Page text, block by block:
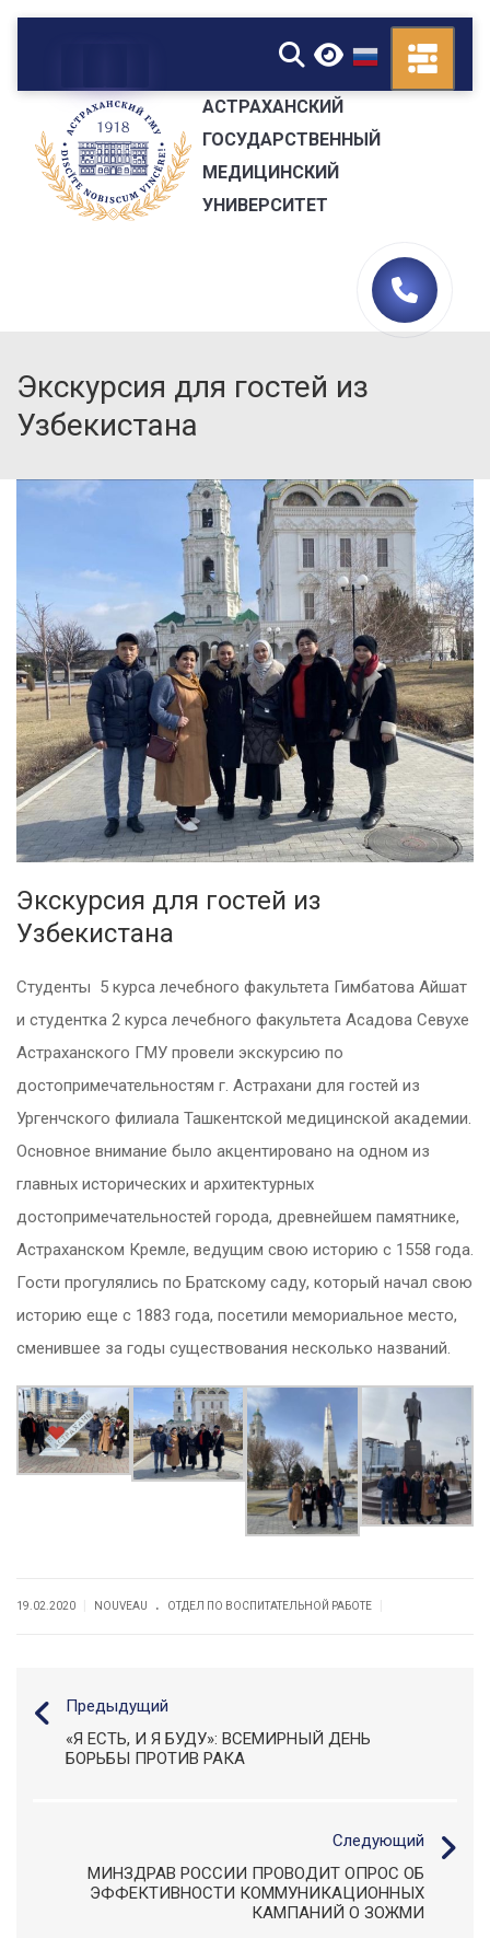
▼
АСТРАХАНСКИЙ
ГОСУДАРСТВЕННЫЙ
МЕДИЦИНСКИЙ
УНИВЕРСИТЕТ
Экскурсия для гостей из
Узбекистана
Экскурсия для гостей из
Узбекистана
Студенты 5 курса лечебного факультета Гимбатова Айшат
и студентка 2 курса лечебного факультета Асадова Севухе
Астраханского ГМУ провели экскурсию по
достопримечательностям г. Астрахани для гостей из
Ургенчского филиала Ташкентской медицинской академии.
Основное внимание было акцентировано на одном из
главных исторических и архитектурных
достопримечательностей города, древнейшем памятнике,
Астраханском Кремле, ведущим свою историю с 1558 года.
Гости прогулялись по Братскому саду, который начал свою
историю еще с 1883 года, посетили мемориальное место,
сменившее за годы существования несколько названий.
19.02.2020 NOUVEAU . ОТДЕЛ ПО ВОСПИТАТЕЛЬНОЙ РАБОТЕ
Предыдущий
«Я ЕСТЬ, И Я БУДУ»: ВСЕМИРНЫЙ ДЕНЬ
БОРЬБЫ ПРОТИВ РАКА
Следующий
МИНЗДРАВ РОССИИ ПРОВОДИТ ОПРОС ОБ
ЭФФЕКТИВНОСТИ КОММУНИКАЦИОННЫХ
КАМПАНИЙ О ЗОЖМИ